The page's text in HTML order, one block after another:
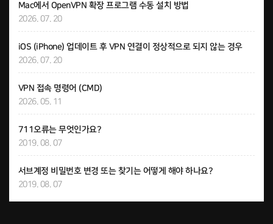
Mac에서 OpenVPN 확장 프로그램 수동 설치 방법
2026. 07. 20
iOS (iPhone) 업데이트 후 VPN 연결이 정상적으로 되지 않는 경우
2026. 07. 20
VPN 접속 명령어 (CMD)
2026. 05. 11
711오류는 무엇인가요?
2019. 08. 07
서브계정 비밀번호 변경 또는 찾기는 어떻게 해야 하나요?
2019. 08. 07